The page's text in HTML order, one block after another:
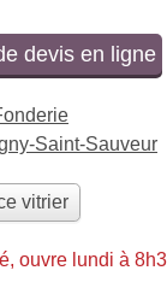
devis en ligne
Saint-Sauveur
vitrier
ouvre lundi à